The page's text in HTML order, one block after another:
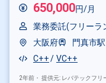
650,000円/月
業務委託(フリーラ
大阪府
門真市駅
C++
VC++
2年前・ 提供元: レバテックフリ